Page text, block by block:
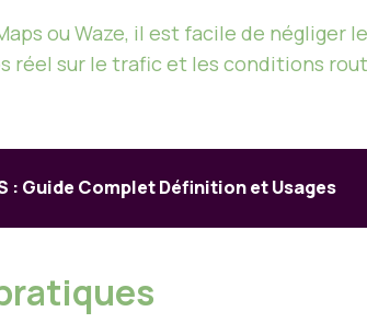
ou Waze, il est facile de
réel sur le trafic et les conditions
: Guide Complet Définition et Usages